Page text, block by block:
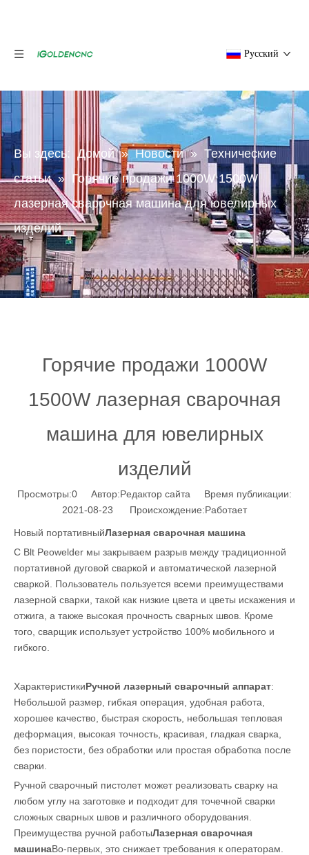
Pусский
Вы здесь: Домой » Новости » Технические
статьи » Горячие продажи 1000W 1500W
лазерная сварочная машина для ювелирных
изделий
Горячие продажи 1000W
1500W лазерная сварочная
машина для ювелирных
изделий
Просмотры:0 Автор:Pедактор сайта Время публикации:
2021-08-23 Происхождение:Работает
Новый портативныйЛазерная сварочная машина
С Blt Peowelder мы закрываем разрыв между традиционной
портативной дуговой сваркой и автоматической лазерной
сваркой. Пользователь пользуется всеми преимуществами
лазерной сварки, такой как низкие цвета и цветы искажения и
отжига, а также высокая прочность сварных швов. Кроме
того, сварщик использует устройство 100% мобильного и
гибкого.
ХарактеристикиРучной лазерный сварочный аппарат:
Небольшой размер, гибкая операция, удобная работа,
хорошее качество, быстрая скорость, небольшая тепловая
деформация, высокая точность, красивая, гладкая сварка,
без пористости, без обработки или простая обработка после
сварки.
Ручной сварочный пистолет может реализовать сварку на
любом углу на заготовке и подходит для точечной сварки
сложных сварных швов и различного оборудования.
Преимущества ручной работыЛазерная сварочная
машинаВо-первых, это снижает требования к операторам.